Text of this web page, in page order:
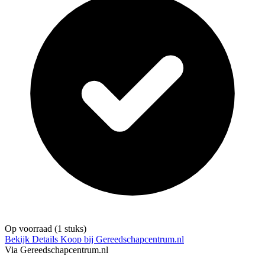
Op voorraad (1 stuks)
Bekijk Details Koop bij Gereedschapcentrum.nl
Via Gereedschapcentrum.nl